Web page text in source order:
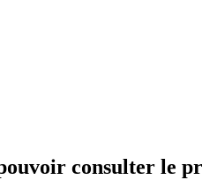
consulter le